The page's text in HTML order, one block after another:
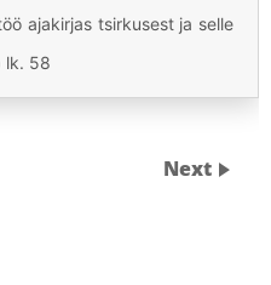
ajakirjas tsirkusest ja selle
lk. 58
Next